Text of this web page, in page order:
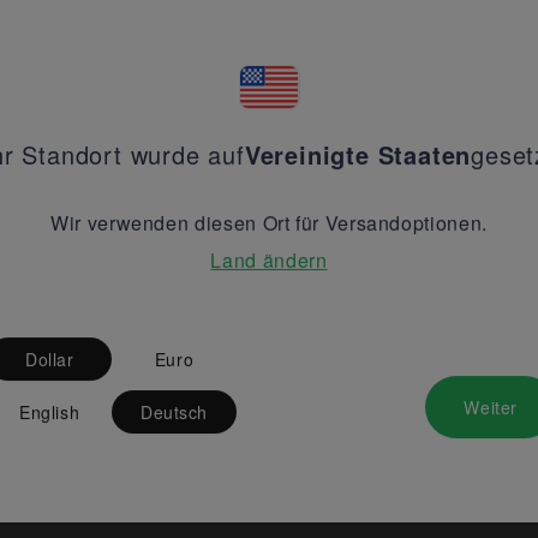
Standort wurde aufVereinigte Staaten
Wir verwenden diesen Ort für Versandoptionen.
Land ändern
Dollar Euro
English Deutsch Weiter